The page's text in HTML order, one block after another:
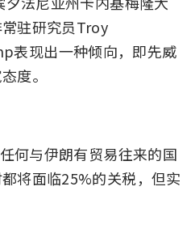
驻研究员Troy
表现出一种倾向，即先威
度。
何与伊朗有贸易往来的国
将面临25%的关税，但实